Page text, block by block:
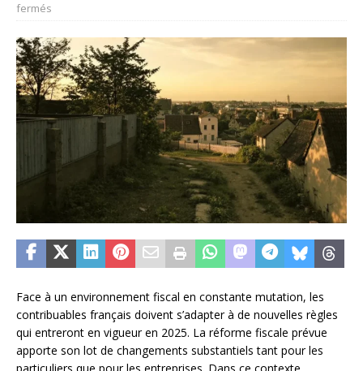
fermés
Face à un environnement fiscal en constante mutation, les
contribuables français doivent s’adapter à de nouvelles règles
qui entreront en vigueur en 2025. La réforme fiscale prévue
apporte son lot de changements substantiels tant pour les